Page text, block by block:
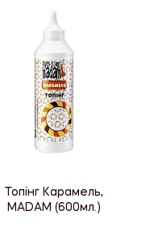
Топінг Карамель,
MADAM (600мл.)